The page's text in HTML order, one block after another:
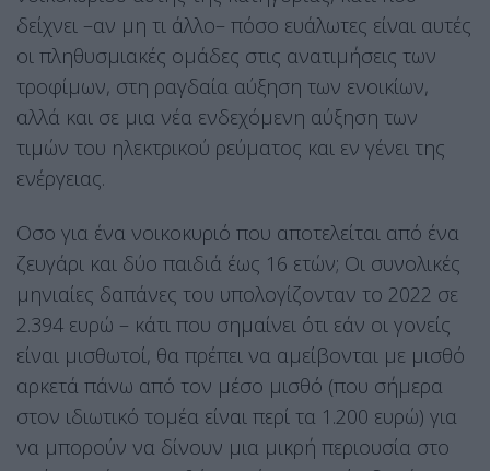
δείχνει –αν μη τι άλλο– πόσο ευάλωτες είναι αυτές
οι πληθυσμιακές ομάδες στις ανατιμήσεις των
τροφίμων, στη ραγδαία αύξηση των ενοικίων,
αλλά και σε μια νέα ενδεχόμενη αύξηση των
τιμών του ηλεκτρικού ρεύματος και εν γένει της
ενέργειας.
Οσο για ένα νοικοκυριό που αποτελείται από ένα
ζευγάρι και δύο παιδιά έως 16 ετών; Οι συνολικές
μηνιαίες δαπάνες του υπολογίζονταν το 2022 σε
2.394 ευρώ – κάτι που σημαίνει ότι εάν οι γονείς
είναι μισθωτοί, θα πρέπει να αμείβονται με μισθό
αρκετά πάνω από τον μέσο μισθό (που σήμερα
στον ιδιωτικό τομέα είναι περί τα 1.200 ευρώ) για
να μπορούν να δίνουν μια μικρή περιουσία στο